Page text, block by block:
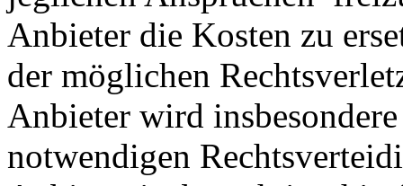
Anbieter die Kosten zu
der möglichen
Anbieter wird
notwendigen